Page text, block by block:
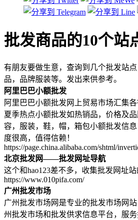
批发商品的10个站
有朋友要做生意，查询到几个批发站
品，品牌服装等。发出来供参考。
阿里巴巴小额批发
阿里巴巴小额批发网上贸易市场汇集
夏季热点小额批发如热销品，价格及
容，服装，鞋，帽，箱包小额批发信
度很高，值得信赖！
https://page.china.alibaba.com/shtml/
北京批发网——批发网址导航
这个和hao123差不多，收集批发网址站
https://www.010pifa.com/
广州批发市场
广州批发市场网是专业的批发市场网
州批发市场和批发供求信息平台，服